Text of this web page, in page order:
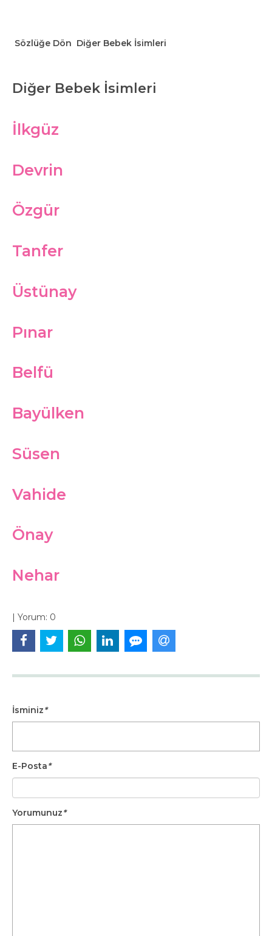
Sözlüğe Dön Diğer Bebek İsimleri
Diğer Bebek İsimleri
İlkgüz
Devrin
Özgür
Tanfer
Üstünay
Pınar
Belfü
Bayülken
Süsen
Vahide
Önay
Nehar
| Yorum: 0
İsminiz*
E-Posta*
Yorumunuz*